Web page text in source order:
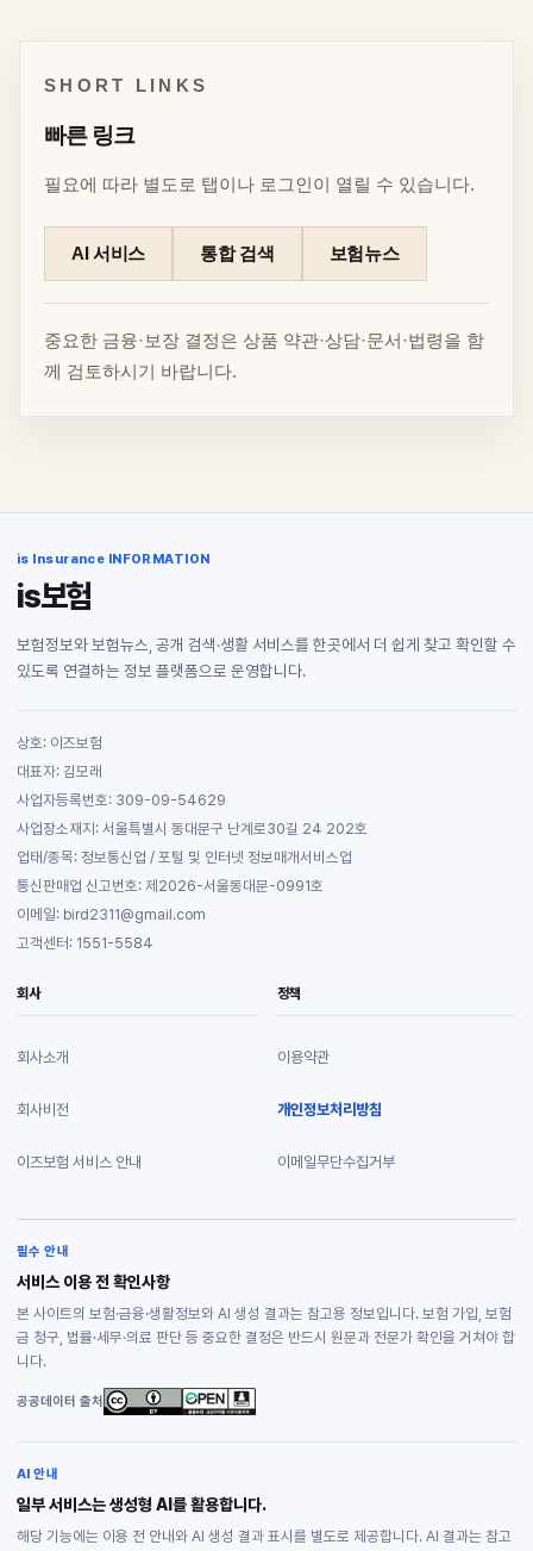
SHORT LINKS
빠른 링크
필요에 따라 별도로 탭이나 로그인이 열릴 수 있습니다.
AI 서비스 통합 검색 보험뉴스
중요한 금융·보장 결정은 상품 약관·상담·문서·법령을 함
께 검토하시기 바랍니다.
is Insurance INFORMATION
is보험
보험정보와 보험뉴스, 공개 검색·생활 서비스를 한곳에서 더 쉽게 찾고 확인할 수
있도록 연결하는 정보 플랫폼으로 운영합니다.
상호: 이즈보험
대표자: 김모래
사업자등록번호: 309-09-54629
사업장소재지: 서울특별시 동대문구 난계로30길 24 202호
업태/종목: 정보통신업 / 포털 및 인터넷 정보매개서비스업
통신판매업 신고번호: 제2026-서울동대문-0991호
이메일: bird2311@gmail.com
고객센터: 1551-5584
회사
회사소개
회사비전
이즈보험 서비스 안내
정책
이용약관
개인정보처리방침
이메일무단수집거부
필수 안내
서비스 이용 전 확인사항
본 사이트의 보험·금융·생활정보와 AI 생성 결과는 참고용 정보입니다. 보험 가입, 보험
금 청구, 법률·세무·의료 판단 등 중요한 결정은 반드시 원문과 전문가 확인을 거쳐야 합
니다.
공공데이터 출처
AI 안내
일부 서비스는 생성형 AI를 활용합니다.
해당 기능에는 이용 전 안내와 AI 생성 결과 표시를 별도로 제공합니다. AI 결과는 참고